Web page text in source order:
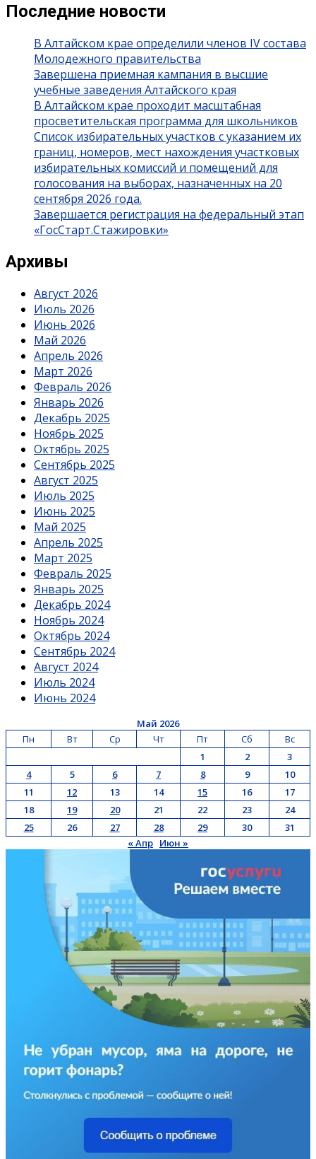
Последние новости
В Алтайском крае определили членов IV состава
Молодежного правительства
Завершена приемная кампания в высшие
учебные заведения Алтайского края
В Алтайском крае проходит масштабная
просветительская программа для школьников
Список избирательных участков с указанием их
границ, номеров, мест нахождения участковых
избирательных комиссий и помещений для
голосования на выборах, назначенных на 20
сентября 2026 года.
Завершается регистрация на федеральный этап
«ГосСтарт.Стажировки»
Архивы
Август 2026
Июль 2026
Июнь 2026
Май 2026
Апрель 2026
Март 2026
Февраль 2026
Январь 2026
Декабрь 2025
Ноябрь 2025
Октябрь 2025
Сентябрь 2025
Август 2025
Июль 2025
Июнь 2025
Май 2025
Апрель 2025
Март 2025
Февраль 2025
Январь 2025
Декабрь 2024
Ноябрь 2024
Октябрь 2024
Сентябрь 2024
Август 2024
Июль 2024
Июнь 2024
Май 2026
Пн
Вт Ср Чт Пт Сб
Вс
1
2
3
4
5 6 7 8 9
10
11
12 13 14 15 16
17
18
19 20 21 22 23
24
25
26 27 28 29 30
31
« Апр Июн »